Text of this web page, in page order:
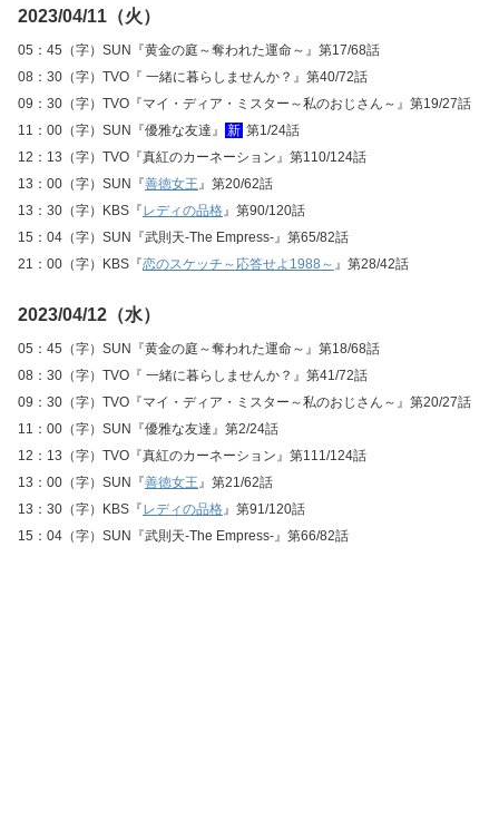
2023/04/11（火）
05：45（字）SUN『黄金の庭～奪われた運命～』第17/68話
08：30（字）TVO『 一緒に暮らしませんか？』第40/72話
09：30（字）TVO『マイ・ディア・ミスター～私のおじさん～』第19/27話
11：00（字）SUN『優雅な友達』
新 第1/24話
12：13（字）TVO『真紅のカーネーション』第110/124話
13：00（字）SUN『善徳女王』第20/62話
13：30（字）KBS『レディの品格』第90/120話
15：04（字）SUN『武則天‐The Empress‐』第65/82話
21：00（字）KBS『恋のスケッチ～応答せよ1988～ 』第28/42話
2023/04/12（水）
05：45（字）SUN『黄金の庭～奪われた運命～』第18/68話
08：30（字）TVO『 一緒に暮らしませんか？』第41/72話
09：30（字）TVO『マイ・ディア・ミスター～私のおじさん～』第20/27話
11：00（字）SUN『優雅な友達』第2/24話
12：13（字）TVO『真紅のカーネーション』第111/124話
13：00（字）SUN『善徳女王』第21/62話
13：30（字）KBS『レディの品格』第91/120話
15：04（字）SUN『武則天‐The Empress‐』第66/82話